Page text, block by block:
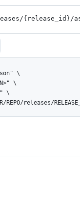
/{release_ id} /
REPO/releases/